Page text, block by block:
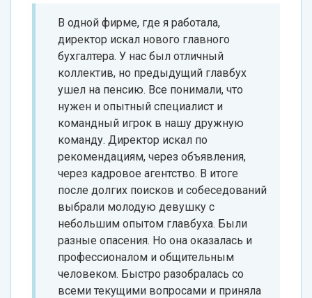
В одной фирме, где я работала,
директор искал нового главного
бухгалтера. У нас был отличный
коллектив, но предыдущий главбух
ушел на пенсию. Все понимали, что
нужен и опытный специалист и
командный игрок в нашу дружную
команду. Директор искал по
рекомендациям, через объявления,
через кадровое агентство. В итоге
после долгих поисков и собеседований
выбрали молодую девушку с
небольшим опытом главбуха. Были
разные опасения. Но она оказалась и
профессионалом и общительным
человеком. Быстро разобралась со
всеми текущими вопросами и приняла